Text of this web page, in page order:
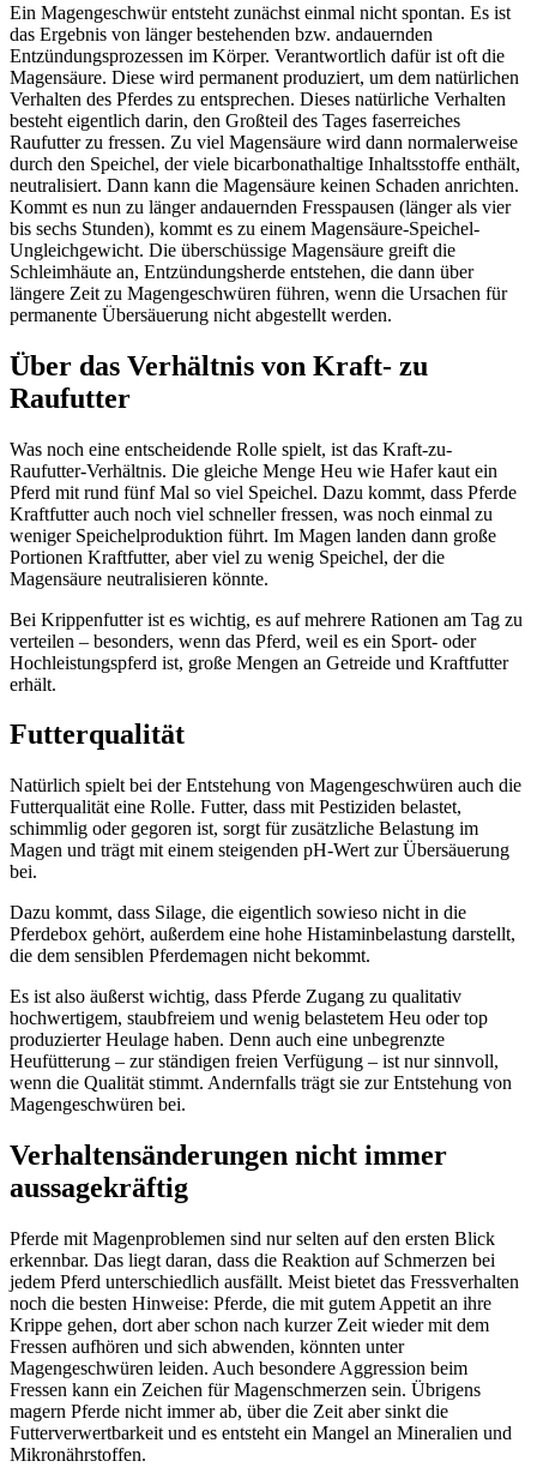
Ein Magengeschwür entsteht zunächst einmal nicht spontan. Es ist
das Ergebnis von länger bestehenden bzw. andauernden
Entzündungsprozessen im Körper. Verantwortlich dafür ist oft die
Magensäure. Diese wird permanent produziert, um dem natürlichen
Verhalten des Pferdes zu entsprechen. Dieses natürliche Verhalten
besteht eigentlich darin, den Großteil des Tages faserreiches
Raufutter zu fressen. Zu viel Magensäure wird dann normalerweise
durch den Speichel, der viele bicarbonathaltige Inhaltsstoffe enthält,
neutralisiert. Dann kann die Magensäure keinen Schaden anrichten.
Kommt es nun zu länger andauernden Fresspausen (länger als vier
bis sechs Stunden), kommt es zu einem Magensäure-Speichel-
Ungleichgewicht. Die überschüssige Magensäure greift die
Schleimhäute an, Entzündungsherde entstehen, die dann über
längere Zeit zu Magengeschwüren führen, wenn die Ursachen für
permanente Übersäuerung nicht abgestellt werden.
Über das Verhältnis von Kraft- zu
Raufutter
Was noch eine entscheidende Rolle spielt, ist das Kraft-zu-
Raufutter-Verhältnis. Die gleiche Menge Heu wie Hafer kaut ein
Pferd mit rund fünf Mal so viel Speichel. Dazu kommt, dass Pferde
Kraftfutter auch noch viel schneller fressen, was noch einmal zu
weniger Speichelproduktion führt. Im Magen landen dann große
Portionen Kraftfutter, aber viel zu wenig Speichel, der die
Magensäure neutralisieren könnte.
Bei Krippenfutter ist es wichtig, es auf mehrere Rationen am Tag zu
verteilen – besonders, wenn das Pferd, weil es ein Sport- oder
Hochleistungspferd ist, große Mengen an Getreide und Kraftfutter
erhält.
Futterqualität
Natürlich spielt bei der Entstehung von Magengeschwüren auch die
Futterqualität eine Rolle. Futter, dass mit Pestiziden belastet,
schimmlig oder gegoren ist, sorgt für zusätzliche Belastung im
Magen und trägt mit einem steigenden pH-Wert zur Übersäuerung
bei.
Dazu kommt, dass Silage, die eigentlich sowieso nicht in die
Pferdebox gehört, außerdem eine hohe Histaminbelastung darstellt,
die dem sensiblen Pferdemagen nicht bekommt.
Es ist also äußerst wichtig, dass Pferde Zugang zu qualitativ
hochwertigem, staubfreiem und wenig belastetem Heu oder top
produzierter Heulage haben. Denn auch eine unbegrenzte
Heufütterung – zur ständigen freien Verfügung – ist nur sinnvoll,
wenn die Qualität stimmt. Andernfalls trägt sie zur Entstehung von
Magengeschwüren bei.
Verhaltensänderungen nicht immer
aussagekräftig
Pferde mit Magenproblemen sind nur selten auf den ersten Blick
erkennbar. Das liegt daran, dass die Reaktion auf Schmerzen bei
jedem Pferd unterschiedlich ausfällt. Meist bietet das Fressverhalten
noch die besten Hinweise: Pferde, die mit gutem Appetit an ihre
Krippe gehen, dort aber schon nach kurzer Zeit wieder mit dem
Fressen aufhören und sich abwenden, könnten unter
Magengeschwüren leiden. Auch besondere Aggression beim
Fressen kann ein Zeichen für Magenschmerzen sein. Übrigens
magern Pferde nicht immer ab, über die Zeit aber sinkt die
Futterverwertbarkeit und es entsteht ein Mangel an Mineralien und
Mikronährstoffen.